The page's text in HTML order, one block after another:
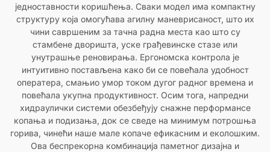
једноставности коришћења. Сваки модел има компактну
структуру која омогућава агилну маневрисаност, што их
чини савршеним за тачна радна места као што су
стамбене дворишта, уске грађевинске стазе или
унутрашње реновирања. Ергономска контрола је
интуитивно постављена како би се повећала удобност
оператера, смањио умор током дугог радног времена и
повећала укупна продуктивност. Осим тога, напредни
хидраулички системи обезбеђују снажне перформансе
копања и подизања, док се сведе на минимум потрошња
горива, чинећи наше мале копаче ефикасним и еколошким.
Ова беспрекорна комбинација паметног дизајна и